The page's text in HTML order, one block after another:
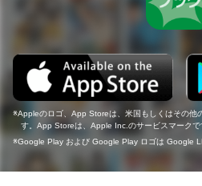
Appleのロゴ、App Storeは、米国もしくはその他
す。App Storeは、Apple Inc.のサービスマークで
Google Play および Google Play ロゴは Google